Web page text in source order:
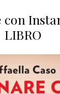
LIBRO